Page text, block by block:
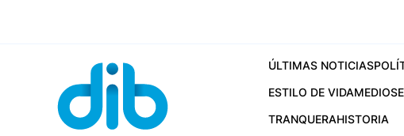
ÚLTIMAS NOTICIAS
ESTILO DE VIDAMEDIOS
TRANQUERAHISTORIA